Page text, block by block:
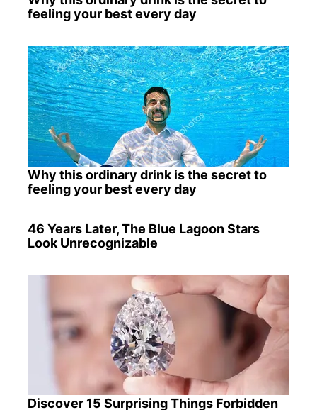
feeling your best every day
Why this ordinary drink is the secret to
feeling your best every day
46 Years Later, The Blue Lagoon Stars
Look Unrecognizable
Discover 15 Surprising Things Forbidden